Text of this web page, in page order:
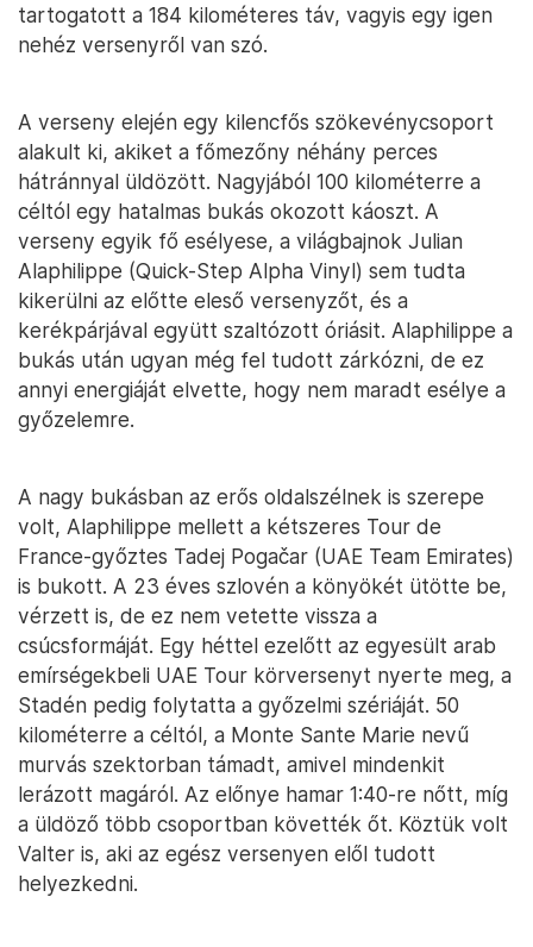
tartogatott a 184 kilométeres táv, vagyis egy igen
nehéz versenyről van szó.
A verseny elején egy kilencfős szökevénycsoport
alakult ki, akiket a főmezőny néhány perces
hátránnyal üldözött. Nagyjából 100 kilométerre a
céltól egy hatalmas bukás okozott káoszt. A
verseny egyik fő esélyese, a világbajnok Julian
Alaphilippe (Quick-Step Alpha Vinyl) sem tudta
kikerülni az előtte eleső versenyzőt, és a
kerékpárjával együtt szaltózott óriásit. Alaphilippe a
bukás után ugyan még fel tudott zárkózni, de ez
annyi energiáját elvette, hogy nem maradt esélye a
győzelemre.
A nagy bukásban az erős oldalszélnek is szerepe
volt, Alaphilippe mellett a kétszeres Tour de
France-győztes Tadej Pogačar (UAE Team Emirates)
is bukott. A 23 éves szlovén a könyökét ütötte be,
vérzett is, de ez nem vetette vissza a
csúcsformáját. Egy héttel ezelőtt az egyesült arab
emírségekbeli UAE Tour körversenyt nyerte meg, a
Stadén pedig folytatta a győzelmi szériáját. 50
kilométerre a céltól, a Monte Sante Marie nevű
murvás szektorban támadt, amivel mindenkit
lerázott magáról. Az előnye hamar 1:40-re nőtt, míg
a üldöző több csoportban követték őt. Köztük volt
Valter is, aki az egész versenyen elől tudott
helyezkedni.